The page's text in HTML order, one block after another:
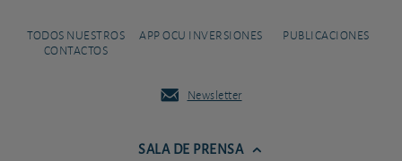
TODOS NUESTROS
CONTACTOS
APP OCU INVERSIONES PUBLICACIONES
Newsletter
SALA DE PRENSA